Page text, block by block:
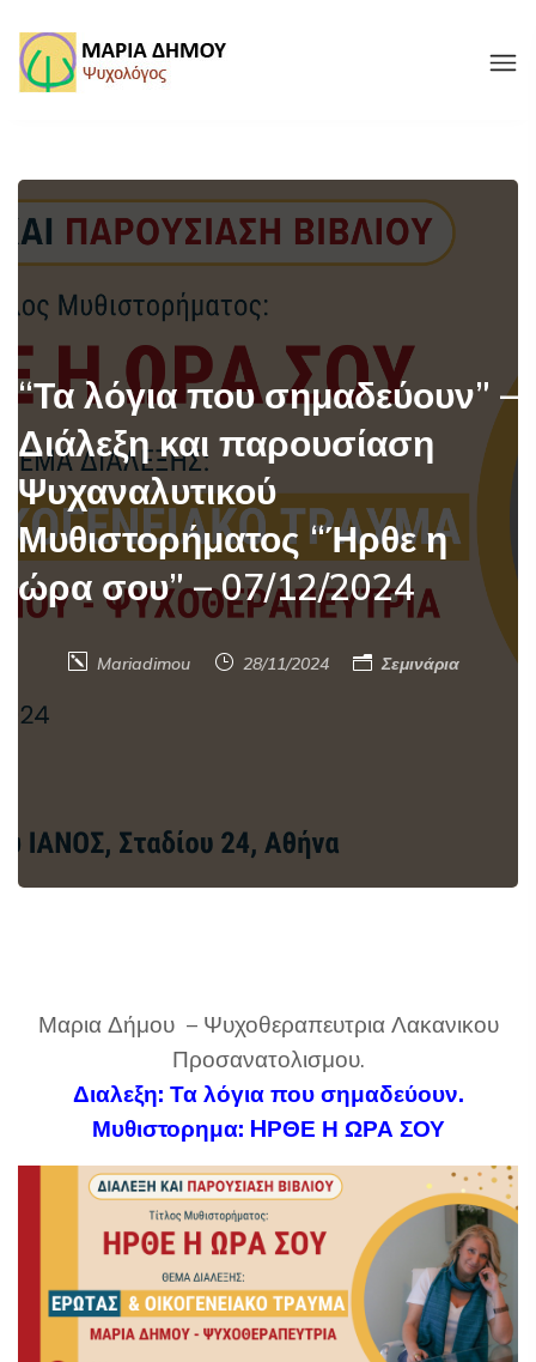
“Τα λόγια που σημαδεύουν” –
Διάλεξη και παρουσίαση
Ψυχαναλυτικού
Μυθιστορήματος “Ήρθε η
ώρα σου” – 07/12/2024
Mariadimou 28/11/2024 Σεμινάρια
Μαρια Δήμου – Ψυχοθεραπευτρια Λακανικου
Προσανατολισμου.
Διαλεξη: Τα λόγια που σημαδεύουν.
Μυθιστορημα: HΡΘΕ Η ΩΡΑ ΣΟΥ